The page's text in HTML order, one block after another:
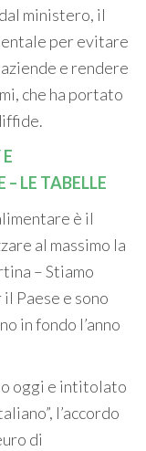
ministero, il
per evitare
e rendere
che ha portato
LE TABELLE
è il
al massimo la
– Stiamo
Paese e sono
in fondo l’anno
oggi e intitolato
l’accordo
di